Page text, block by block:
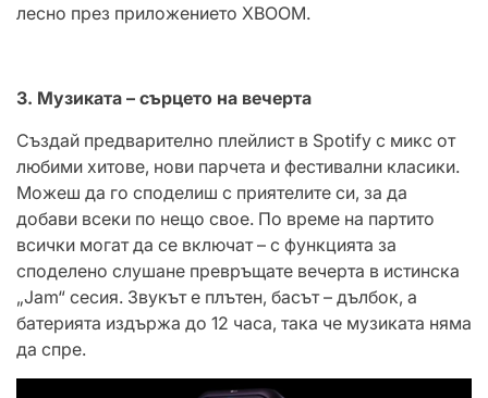
лесно през приложението XBOOM.
3. Музиката – сърцето на вечерта
Създай предварително плейлист в Spotify с микс от
любими хитове, нови парчета и фестивални класики.
Можеш да го споделиш с приятелите си, за да
добави всеки по нещо свое. По време на партито
всички могат да се включат – с функцията за
споделено слушане превръщате вечерта в истинска
„Jam“ сесия. Звукът е плътен, басът – дълбок, а
батерията издържа до 12 часа, така че музиката няма
да спре.